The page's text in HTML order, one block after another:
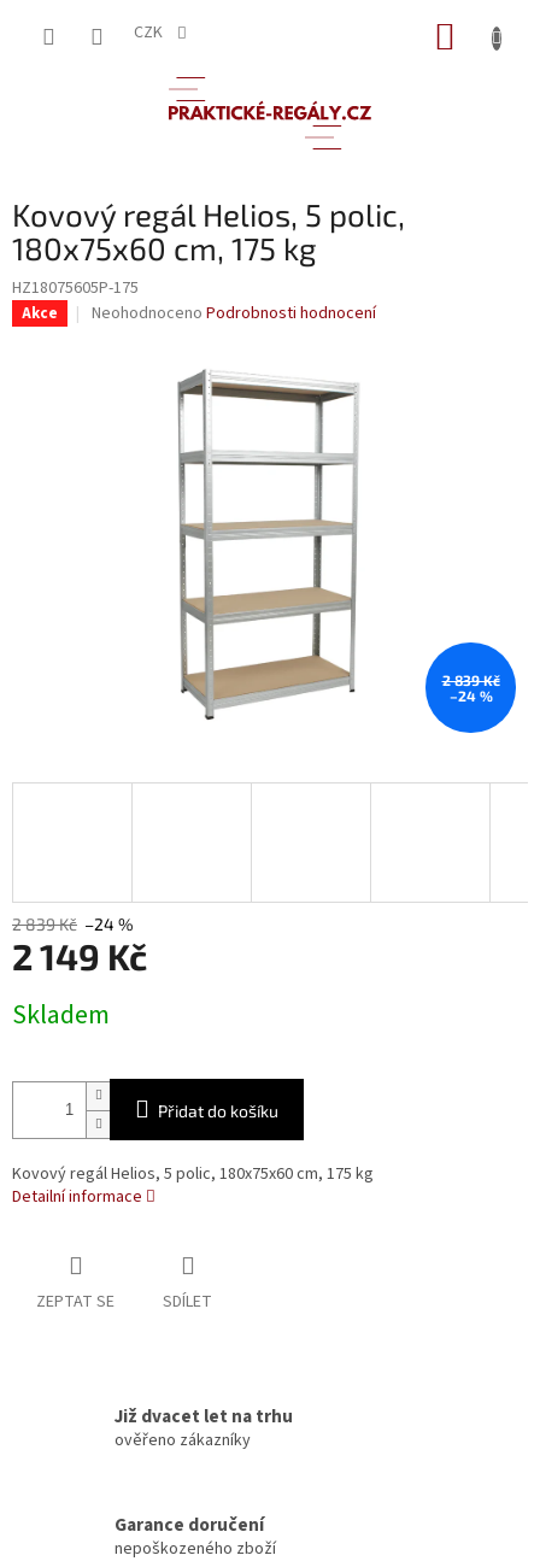
CZK
Kovový regál Helios, 5 polic,
180x75x60 cm, 175 kg
HZ18075605P-175
Akce
Průměrné
Neohodnoceno Podrobnosti hodnocení
2 839 Kč
–24 %
2 839 Kč –24 %
2 149 Kč
cena:
Skladem
Přidat do košíku
Kovový regál Helios, 5 polic, 180x75x60 cm, 175 kg
Detailní informace
ZEPTAT SE SDÍLET
Již dvacet let na trhu
ověřeno zákazníky
Garance doručení
nepoškozeného zboží